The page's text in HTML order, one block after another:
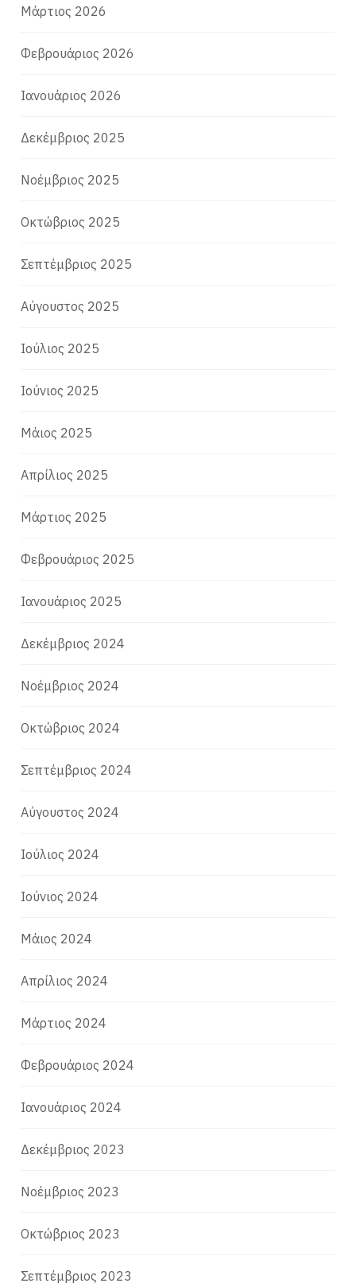
Μάρτιος 2026
Φεβρουάριος 2026
Ιανουάριος 2026
Δεκέμβριος 2025
Νοέμβριος 2025
Οκτώβριος 2025
Σεπτέμβριος 2025
Αύγουστος 2025
Ιούλιος 2025
Ιούνιος 2025
Μάιος 2025
Απρίλιος 2025
Μάρτιος 2025
Φεβρουάριος 2025
Ιανουάριος 2025
Δεκέμβριος 2024
Νοέμβριος 2024
Οκτώβριος 2024
Σεπτέμβριος 2024
Αύγουστος 2024
Ιούλιος 2024
Ιούνιος 2024
Μάιος 2024
Απρίλιος 2024
Μάρτιος 2024
Φεβρουάριος 2024
Ιανουάριος 2024
Δεκέμβριος 2023
Νοέμβριος 2023
Οκτώβριος 2023
Σεπτέμβριος 2023